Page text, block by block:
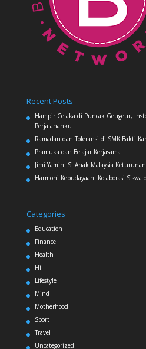
Recent Posts
Hampir Celaka di Puncak Geugeur,
Perjalananku
Ramadan dan Toleransi di SMK Bakti
Pramuka dan Belajar Kerjasama
Jimi Yamin: Si Anak Malaysia
Harmoni Kebudayaan: Kolaborasi
Categories
Education
Finance
Health
Hi
Lifestyle
Mind
Motherhood
Sport
Travel
Uncategorized